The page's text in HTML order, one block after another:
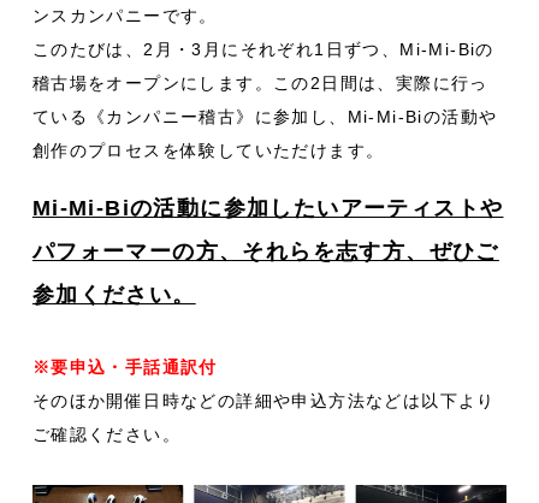
ンスカンパニーです。
このたびは、2月・3月にそれぞれ1日ずつ、Mi-Mi-Biの
稽古場をオープンにします。この2日間は、実際に行っ
ている《カンパニー稽古》に参加し、Mi-Mi-Biの活動や
創作のプロセスを体験していただけます。
Mi-Mi-Biの活動に参加したいアーティストや
パフォーマーの方、それらを志す方、ぜひご
参加ください。
※要申込・手話通訳付
そのほか開催日時などの詳細や申込方法などは以下より
ご確認ください。